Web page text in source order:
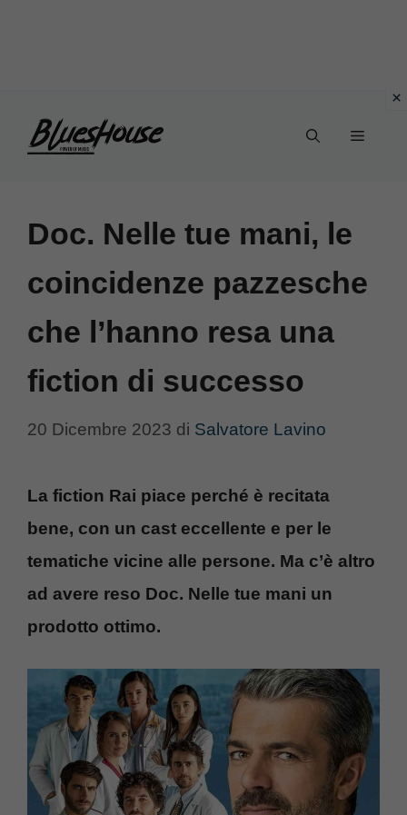
Menu
Doc. Nelle tue mani, le
coincidenze pazzesche
che l’hanno resa una
fiction di successo
20 Dicembre 2023 di Salvatore Lavino
La fiction Rai piace perché è recitata
bene, con un cast eccellente e per le
tematiche vicine alle persone. Ma c’è altro
ad avere reso Doc. Nelle tue mani un
prodotto ottimo.